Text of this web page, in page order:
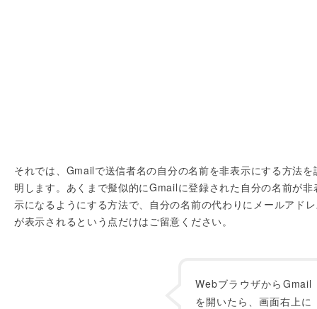
それでは、Gmailで送信者名の自分の名前を非表示にする方法を
明します。あくまで擬似的にGmailに登録された自分の名前が非
示になるようにする方法で、自分の名前の代わりにメールアド
が表示されるという点だけはご留意ください。
WebブラウザからGmail
を開いたら、画面右上に